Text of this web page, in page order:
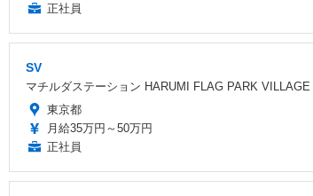
正社員
SV
マチルダステーション HARUMI FLAG PARK
東京都
月給35万円～50万円
正社員